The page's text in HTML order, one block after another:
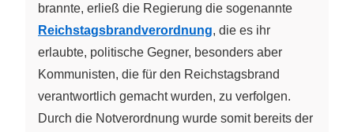
brannte, erließ die Regierung die sogenannte
Reichstagsbrandverordnung, die es ihr
erlaubte, politische Gegner, besonders aber
Kommunisten, die für den Reichstagsbrand
verantwortlich gemacht wurden, zu verfolgen.
Durch die Notverordnung wurde somit bereits der